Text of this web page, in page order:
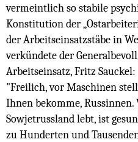
vermeintlich so stabile
Konstitution der
der Arbeitseinsatzstäbe in
verkündete der
Arbeitseinsatz, Fritz Sauckel:
"Freilich, vor Maschinen
Ihnen bekomme, Russinnen.
Sowjetrussland lebt, ist
zu Hunderten und